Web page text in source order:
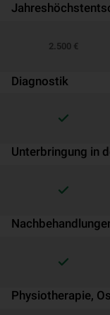
2.500 €
Diagnostik
Unterbringung in
Physiotherapie,